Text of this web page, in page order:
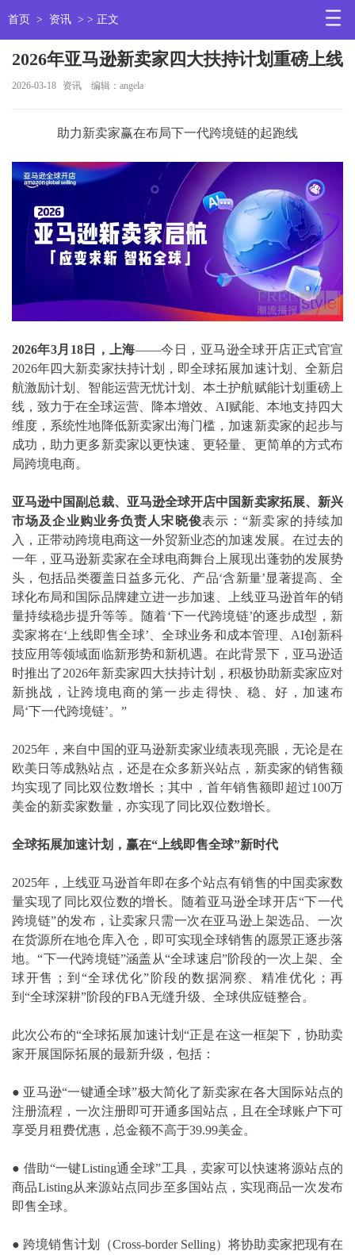
首页 > 资讯 > > 正文
2026年亚马逊新卖家四大扶持计划重磅上线
2026-03-18 资讯 编辑：angela
助力新卖家赢在布局下一代跨境链的起跑线
2026年3月 18日，上海——今日，亚马逊全球开店正式官宣
2026年四大新卖家扶持计划，即全球拓展加速计划、全新启
航激励计划、智能运营无忧计划、本土护航赋能计划重磅上
线，致力于在全球运营、降本增效、AI赋能、本地支持四大
维度，系统性地降低新卖家出海门槛，加速新卖家的起步与
成功，助力更多新卖家以更快速、更轻量、更简单的方式布
局跨境电商。
亚马逊中国副总裁、亚马逊全球开店中国新卖家拓展、新兴
市场及企业购业务负责人宋晓俊表示：“新卖家的持续加
入，正带动跨境电商这一外贸新业态的加速发展。在过去的
一年，亚马逊新卖家在全球电商舞台上展现出蓬勃的发展势
头，包括品类覆盖日益多元化、产品‘含新量’显著提高、全
球化布局和国际品牌建立进一步加速、上线亚马逊首年的销
量持续稳步提升等等。随着‘下一代跨境链’的逐步成型，新
卖家将在‘上线即售全球’、全球业务和成本管理、AI创新科
技应用等领域面临新形势和新机遇。在此背景下，亚马逊适
时推出了2026年新卖家四大扶持计划，积极协助新卖家应对
新挑战，让跨境电商的第一步走得快、稳、好，加速布
局‘下一代跨境链’。”
2025年，来自中国的亚马逊新卖家业绩表现亮眼，无论是在
欧美日等成熟站点，还是在众多新兴站点，新卖家的销售额
均实现了同比双位数增长；其中，首年销售额即超过100万
美金的新卖家数量，亦实现了同比双位数增长。
全球拓展加速计划，赢在“ 上线即售全球”新时代
2025年，上线亚马逊首年即在多个站点有销售的中国卖家数
量实现了同比双位数的增长。随着亚马逊全球开店“下一代
跨境链”的发布，让卖家只需一次在亚马逊上架选品、一次
在货源所在地仓库入仓，即可实现全球销售的愿景正逐步落
地。“下一代跨境链”涵盖从“全球速启”阶段的一次上架、全
球开售；到“全球优化”阶段的数据洞察、精准优化；再
到“全球深耕”阶段的FBA无缝升级、全球供应链整合。
此次公布的“全球拓展加速计划“正是在这一框架下，协助卖
家开展国际拓展的最新升级，包括：
● 亚马逊“一键通全球”极大简化了新卖家在各大国际站点的
注册流程，一次注册即可开通多国站点，且在全球账户下可
享受月租费优惠，总金额不高于39.99美金。
● 借助“一键Listing通全球”工具，卖家可以快速将源站点的
商品Listing从来源站点同步至多国站点，实现商品一次发布
即售全球。
● 跨境销售计划（Cross-border Selling）将协助卖家把现有在